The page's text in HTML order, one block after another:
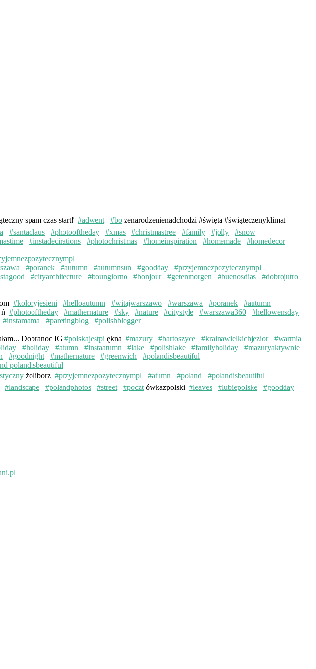
spam czas start❗️ #adwent #bo żenarodzenienadchodzi #święta #świąteczenyklimat
#santaclaus #photooftheday #xmas #christmastree #family #jolly
#snow
#instadecirations #photochristmas #homeinspiration #homemade
#homedecor
#poranek #autumn #autumnsun #goodday
#przyjemnezpozytecznympl
#cityarchitecture #boungiorno #bonjour #getenmorgen #buenosdias
#dobrojutro
#koloryjesieni #helloautumn #witajwarszawo #warszawa #poranek
#autumn
ń #photooftheday #mathernature #sky #nature #citystyle #warszawa360
#hellowensday
#instamama #paretingblog #polishblogger
Dobranoc IG #polskajestpi ękna #mazury #bartoszyce #krainawielkichjezior
#warmia
#holiday #atumn #instaatumn #lake #polishlake #familyholiday
#mazuryaktywnie
#goodnight #mathernature #greenwich #polandisbeautiful
żoliborz #przyjemnezpozytecznympl #atumn #poland
#polandisbeautiful
#landscape #polandphotos #street #poczt ówkazpolski #leaves #lubiepolske
#goodday